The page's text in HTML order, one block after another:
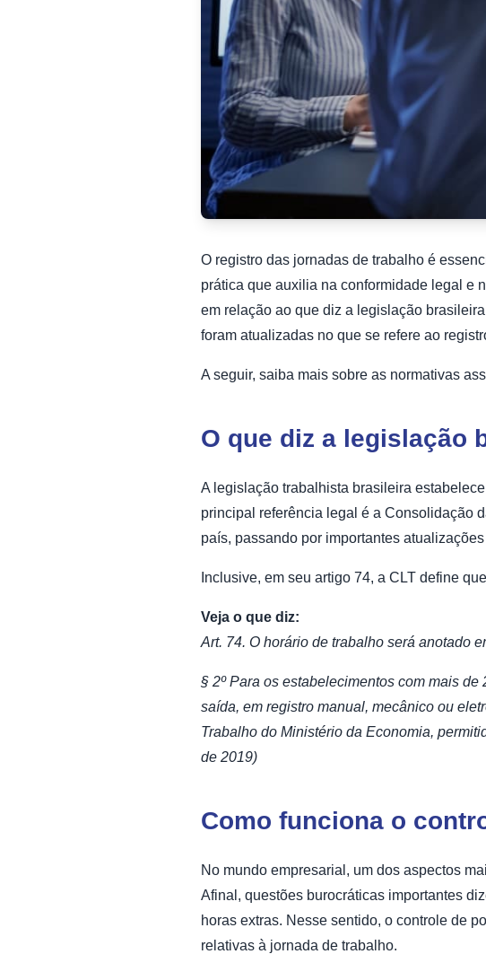
O registro das jornadas de trabalho é
prática que auxilia na conformidade legal e
em relação ao que diz a legislação
foram atualizadas no que se refere ao
A seguir, saiba mais sobre as normativas
O que diz a legislação
A legislação trabalhista brasileira
principal referência legal é a Consolidação
país, passando por importantes
Inclusive, em seu artigo 74, a CLT define
Veja o que diz:
Art. 74. O horário de trabalho será anotado
§ 2º Para os estabelecimentos com mais
saída, em registro manual, mecânico ou
Trabalho do Ministério da Economia,
de 2019)
Como funciona o
No mundo empresarial, um dos aspectos
Afinal, questões burocráticas importantes
horas extras. Nesse sentido, o controle de
relativas à jornada de trabalho.